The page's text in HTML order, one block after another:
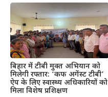
बिहार में टीबी मुक्त अभियान को
मिलेगी रफ्तार: ‘कफ अगेंस्ट टीबी’
ऐप के लिए स्वास्थ्य अधिकारियों को
मिला विशेष प्रशिक्षण